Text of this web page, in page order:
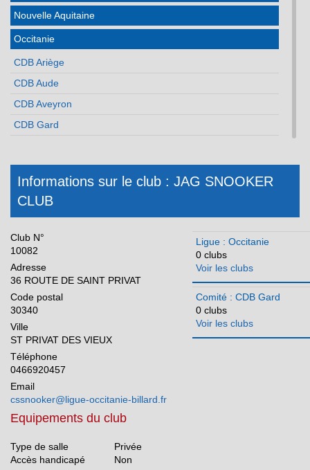
Nouvelle Aquitaine
Occitanie
CDB Ariège
CDB Aude
CDB Aveyron
CDB Gard
CDB Gers
CDB Hérault
CDB Lot
CDB Hautes Pyrénées
CDB Pyrénées Orientales
CDB Tarn
CDB Tarn et Garonne
Pays de la Loire
Réunion
Informations sur le club : JAG SNOOKER
CLUB
Club N°
10082
Adresse
36 ROUTE DE SAINT PRIVAT
Code postal
30340
Ville
ST PRIVAT DES VIEUX
Téléphone
0466920457
Email
cssnooker@ligue-occitanie-billard.fr
Ligue : Occitanie
0 clubs
Voir les clubs
Comité : CDB Gard
0 clubs
Voir les clubs
Equipements du club
Type de salle
Privée
Accès handicapé
Non